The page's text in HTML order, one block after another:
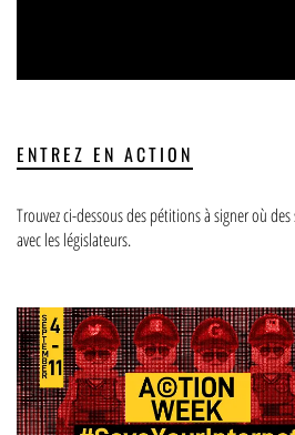
ENTREZ EN ACTION
Trouvez ci-dessous des pétitions à signer où
avec les législateurs.